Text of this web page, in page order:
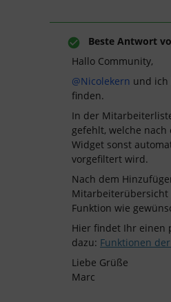
Beste Antwort
Hallo Community,
@Nicolekern und ich
finden.
In der
gefehlt, welche nach
Widget sonst
vorgefiltert wird.
Nach dem
Funktion wie
Hier findet Ihr einen
dazu: Funktionen
Liebe Grüße
Marc